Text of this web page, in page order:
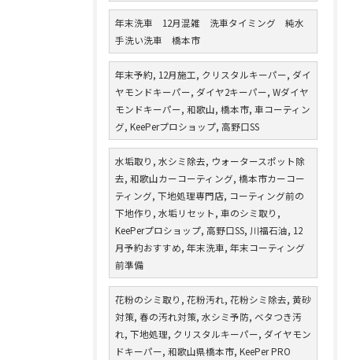
年末洗車 12月混雑 洗車タイミング 純水
手洗い洗車 橋本市
年末予約, 12月施工, クリスタルキーパー, ダイ
ヤモンドキーパー, ダイヤ2キーパー, Wダイヤ
モンドキーパー, 和歌山, 橋本市, 車コーティン
グ, KeePerプロショップ, 高野口SS
水垢取り, 水シミ除去, ウォータースポット除
去, 和歌山カーコーティング, 橋本市カーコー
ティング, 下地処理専門店, コーティング前の
下地作り, 水垢リセット, 車のシミ取り,
KeePerプロショップ, 高野口SS, 川福石油, 12
月予約おすすめ, 年末洗車, 年末コーティング
前準備
花粉のシミ取り, 花粉汚れ, 花粉シミ除去, 黄砂
対策, 春の汚れ対策, 水シミ予防, ベタつき汚
れ, 下地処理, クリスタルキーパー, ダイヤモン
ドキーパー, 和歌山県橋本市, KeePer PRO